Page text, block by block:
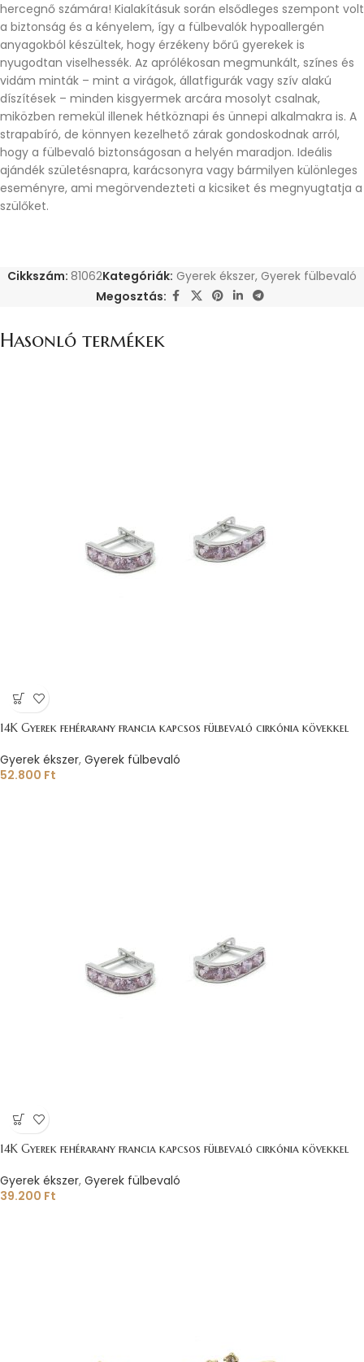
hercegnő számára! Kialakításuk során elsődleges szempont volt
a biztonság és a kényelem, így a fülbevalók hypoallergén
anyagokból készültek, hogy érzékeny bőrű gyerekek is
nyugodtan viselhessék. Az aprólékosan megmunkált, színes és
vidám minták – mint a virágok, állatfigurák vagy szív alakú
díszítések – minden kisgyermek arcára mosolyt csalnak,
miközben remekül illenek hétköznapi és ünnepi alkalmakra is. A
strapabíró, de könnyen kezelhető zárak gondoskodnak arról,
hogy a fülbevaló biztonságosan a helyén maradjon. Ideális
ajándék születésnapra, karácsonyra vagy bármilyen különleges
eseményre, ami megörvendezteti a kicsiket és megnyugtatja a
szülőket.
Cikkszám: 81062Kategóriák: Gyerek ékszer, Gyerek fülbevaló
Megosztás:
Hasonló termékek
14K Gyerek fehérarany francia kapcsos fülbevaló cirkónia kövekkel
Gyerek ékszer, Gyerek fülbevaló
52.800 Ft
14K Gyerek fehérarany francia kapcsos fülbevaló cirkónia kövekkel
Gyerek ékszer, Gyerek fülbevaló
39.200 Ft